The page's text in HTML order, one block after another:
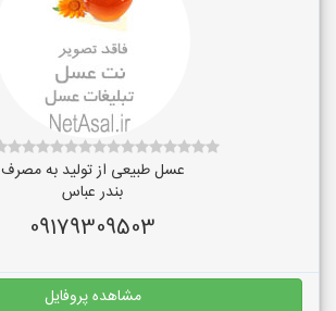
عسل طبیعی از تولید به مصرف
بندر عباس
09179309503
مشاهده پروفایل